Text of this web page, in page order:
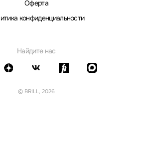
Оферта
конфиденциальности
Найдите нас
© BRILL, 2026